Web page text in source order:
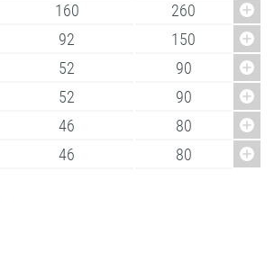
160
260
92
150
52
90
52
90
46
80
46 80